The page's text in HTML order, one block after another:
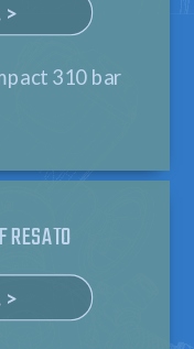
>
310 bar
RESATO
>